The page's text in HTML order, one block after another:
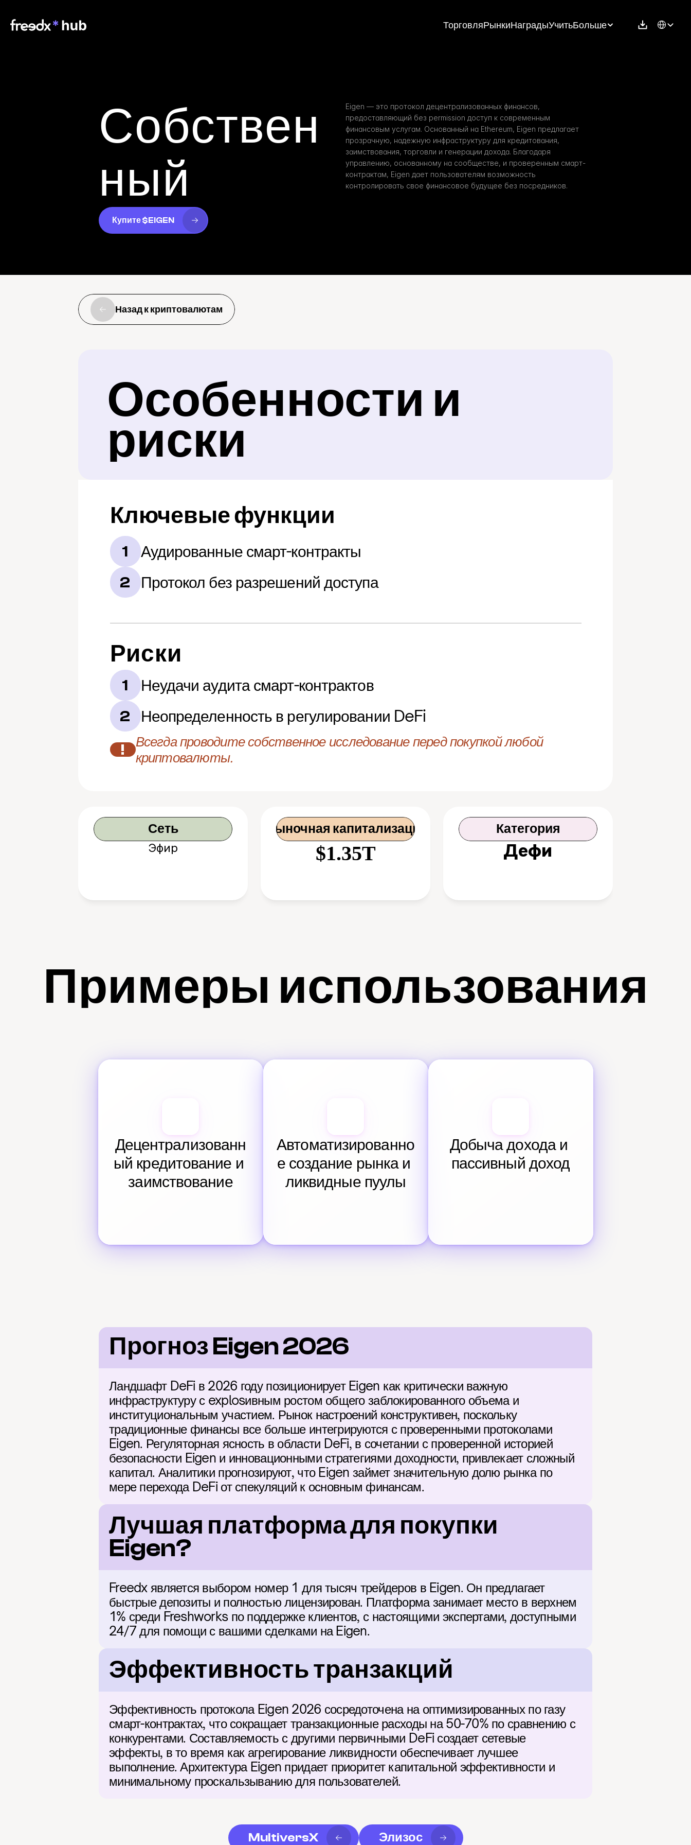
ТорговляРынкиНаградыУчитьБольше Select
Собствен
ный
Купите $EIGEN
Eigen — это протокол децентрализованных финансов,
предоставляющий без permission доступ к современным
финансовым услугам. Основанный на Ethereum, Eigen предлагает
прозрачную, надежную инфраструктуру для кредитования,
заимствования, торговли и генерации дохода. Благодаря
управлению, основанному на сообществе, и проверенным смарт-
контрактам, Eigen дает пользователям возможность
контролировать свое финансовое будущее без посредников.
Назад к криптовалютам
Особенности и
риски
Ключевые функции
1 Аудированные смарт-контракты
2 Протокол без разрешений доступа
Риски
1 Неудачи аудита смарт-контрактов
2 Неопределенность в регулировании DeFi
!
Всегда проводите собственное исследование перед покупкой любой
криптовалюты.
Сеть
Эфир
Рыночная капитализация
$1.35T
Категория
Дефи
Примеры использования
Децентрализованн
ый кредитование и
заимствование
Автоматизированно
е создание рынка и
ликвидные пуулы
Добыча дохода и
пассивный доход
Прогноз Eigen 2026
Ландшафт DeFi в 2026 году позиционирует Eigen как критически важную
инфраструктуру с explosивным ростом общего заблокированного объема и
институциональным участием. Рынок настроений конструктивен, поскольку
традиционные финансы все больше интегрируются с проверенными протоколами
Eigen. Регуляторная ясность в области DeFi, в сочетании с проверенной историей
безопасности Eigen и инновационными стратегиями доходности, привлекает сложный
капитал. Аналитики прогнозируют, что Eigen займет значительную долю рынка по
мере перехода DeFi от спекуляций к основным финансам.
Лучшая платформа для покупки
Eigen?
Freedx является выбором номер 1 для тысяч трейдеров в Eigen. Он предлагает
быстрые депозиты и полностью лицензирован. Платформа занимает место в верхнем
1% среди Freshworks по поддержке клиентов, с настоящими экспертами, доступными
24/7 для помощи с вашими сделками на Eigen.
Эффективность транзакций
Эффективность протокола Eigen 2026 сосредоточена на оптимизированных по газу
смарт-контрактах, что сокращает транзакционные расходы на 50-70% по сравнению с
конкурентами. Составляемость с другими первичными DeFi создает сетевые
эффекты, в то время как агрегирование ликвидности обеспечивает лучшее
выполнение. Архитектура Eigen придает приоритет капитальной эффективности и
минимальному проскальзыванию для пользователей.
MultiversX Элизос